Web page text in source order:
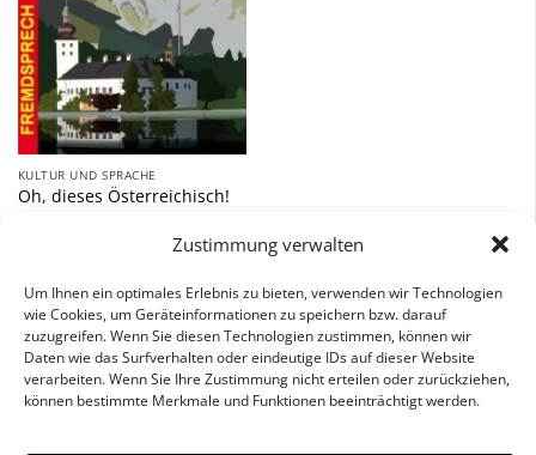
Zustimmung verwalten
Um Ihnen ein optimales Erlebnis zu bieten, verwenden wir Technologien
wie Cookies, um Geräteinformationen zu speichern bzw. darauf
zuzugreifen. Wenn Sie diesen Technologien zustimmen, können wir
Daten wie das Surfverhalten oder eindeutige IDs auf dieser Website
verarbeiten. Wenn Sie Ihre Zustimmung nicht erteilen oder zurückziehen,
können bestimmte Merkmale und Funktionen beeinträchtigt werden.
KULTUR UND SPRACHE
Oh, dieses Österreichisch!